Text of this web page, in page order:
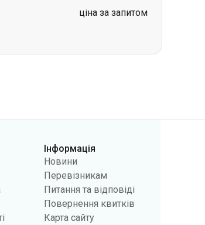
Повернення квитків
Карта сайту